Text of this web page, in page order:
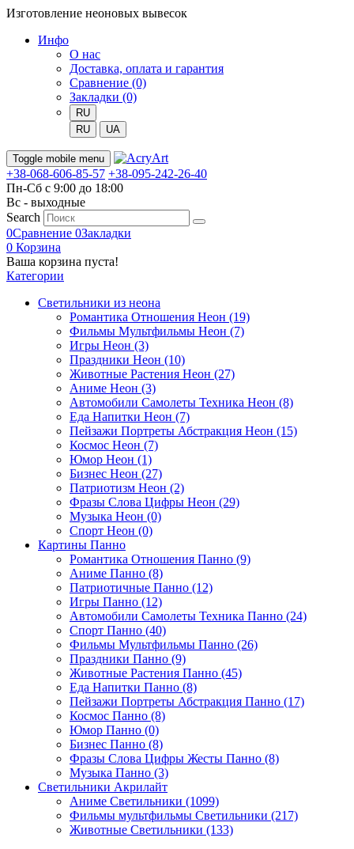
Изготовление неоновых вывесок
Инфо
О нас
Доставка, оплата и гарантия
Сравнение (0)
Закладки (0)
RU
RU
UA
Toggle mobile menu
+38-068-606-85-57 +38-095-242-26-40
Пн-Сб с 9:00 до 18:00
Вс - выходные
Search
0Сравнение 0Закладки
0 Корзина
Ваша корзина пуста!
Категории
Светильники из неона
Романтика Отношения Неон (19)
Фильмы Мультфильмы Неон (7)
Игры Неон (3)
Праздники Неон (10)
Животные Растения Неон (27)
Аниме Неон (3)
Автомобили Самолеты Техника Неон (8)
Еда Напитки Неон (7)
Пейзажи Портреты Абстракция Неон (15)
Космос Неон (7)
Юмор Неон (1)
Бизнес Неон (27)
Патриотизм Неон (2)
Фразы Слова Цифры Неон (29)
Музыка Неон (0)
Спорт Неон (0)
Картины Панно
Романтика Отношения Панно (9)
Аниме Панно (8)
Патриотичные Панно (12)
Игры Панно (12)
Автомобили Самолеты Техника Панно (24)
Спорт Панно (40)
Фильмы Мультфильмы Панно (26)
Праздники Панно (9)
Животные Растения Панно (45)
Еда Напитки Панно (8)
Пейзажи Портреты Абстракция Панно (17)
Космос Панно (8)
Юмор Панно (0)
Бизнес Панно (8)
Фразы Слова Цифры Жесты Панно (8)
Музыка Панно (3)
Светильники Акрилайт
Аниме Светильники (1099)
Фильмы мультфильмы Светильники (217)
Животные Светильники (133)